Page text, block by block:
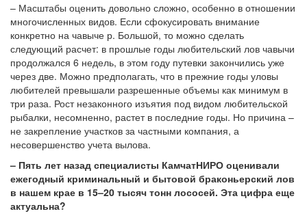
– Масштабы оценить довольно сложно, особенно в отношении
многочисленных видов. Если сфокусировать внимание
конкретно на чавыче р. Большой, то можно сделать
следующий расчет: в прошлые годы любительский лов чавычи
продолжался 6 недель, в этом году путевки закончились уже
через две. Можно предполагать, что в прежние годы уловы
любителей превышали разрешенные объемы как минимум в
три раза. Рост незаконного изъятия под видом любительской
рыбалки, несомненно, растет в последние годы. Но причина –
не закрепление участков за частными компания, а
несовершенство учета вылова.
– Пять лет назад специалисты КамчатНИРО оценивали
ежегодный криминальный и бытовой браконьерский лов
в нашем крае в 15–20 тысяч тонн лососей. Эта цифра еще
актуальна?